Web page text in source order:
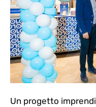
Un progetto